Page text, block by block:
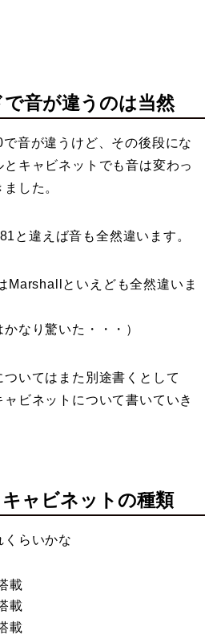
音が違うのは当然
音が違うけど、その後段にな
キャビネットでも音は変わっ
した。
と違えば音も全然違います。
Marshallといえども全然違いま
なり驚いた・・・）
いてはまた別途書くとして
ビネットについて書いていき
ャビネットの種類
くらいかな
載
載
載